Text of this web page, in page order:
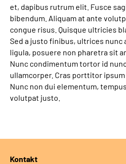
et, dapibus rutrum elit. Fusce
bibendum. Aliquam at ante
congue risus. Quisque ultricies
Sed a justo finibus, ultrices nunc
ligula, posuere non pharetra sit
Nunc condimentum tortor id
ullamcorper. Cras porttitor
Nunc non dui elementum,
volutpat justo.
Kontakt